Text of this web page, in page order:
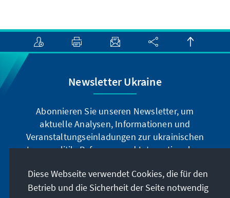
Newsletter Ukraine
Abonnieren Sie unseren Newsletter, um
aktuelle Analysen, Informationen und
Veranstaltungseinladungen zur ukrainischen
Innenpolitik, Reformen und Internationalem
Jetzt abonnieren
Diese Webseite verwendet Cookies, die für den
Betrieb und die Sicherheit der Seite notwendig